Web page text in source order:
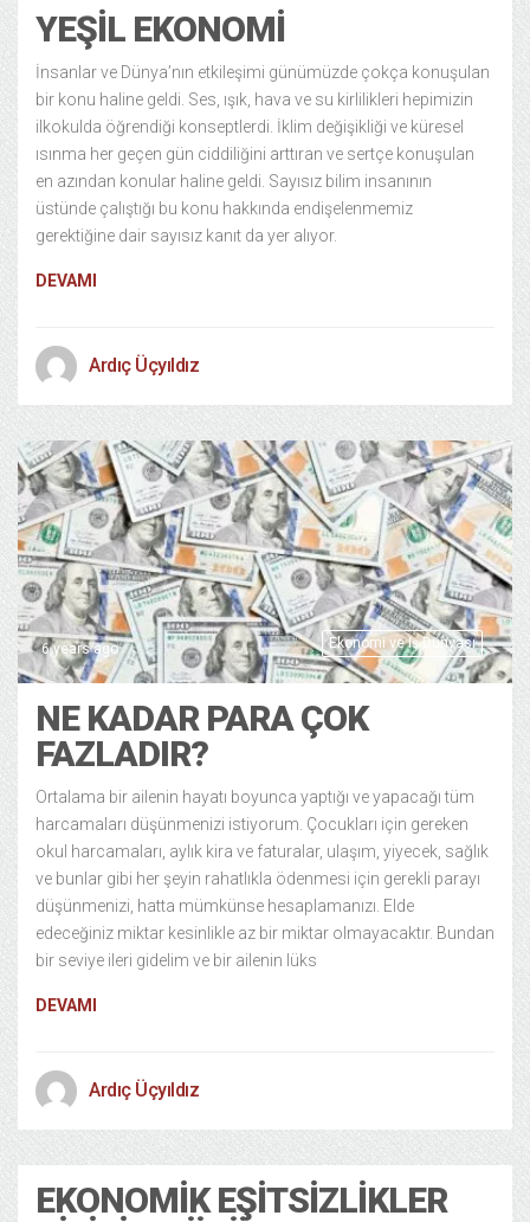
YEŞIL EKONOMI
İnsanlar ve Dünya’nın etkileşimi günümüzde çokça konuşulan
bir konu haline geldi. Ses, ışık, hava ve su kirlilikleri hepimizin
ilkokulda öğrendiği konseptlerdi. İklim değişikliği ve küresel
ısınma her geçen gün ciddiliğini arttıran ve sertçe konuşulan
en azından konular haline geldi. Sayısız bilim insanının
üstünde çalıştığı bu konu hakkında endişelenmemiz
gerektiğine dair sayısız kanıt da yer alıyor.
DEVAMI
Ardıç Üçyıldız
Ekonomi ve Iş Dünyası
6 years ago
NE KADAR PARA ÇOK
FAZLADIR?
Ortalama bir ailenin hayatı boyunca yaptığı ve yapacağı tüm
harcamaları düşünmenizi istiyorum. Çocukları için gereken
okul harcamaları, aylık kira ve faturalar, ulaşım, yiyecek, sağlık
ve bunlar gibi her şeyin rahatlıkla ödenmesi için gerekli parayı
düşünmenizi, hatta mümkünse hesaplamanızı. Elde
edeceğiniz miktar kesinlikle az bir miktar olmayacaktır. Bundan
bir seviye ileri gidelim ve bir ailenin lüks
DEVAMI
Ardıç Üçyıldız
EKONOMIK EŞITSIZLIKLER